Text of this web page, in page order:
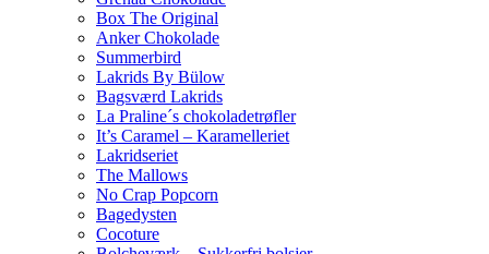
Box The Original
Anker Chokolade
Summerbird
Lakrids By Bülow
Bagsværd Lakrids
La Praline´s chokoladetrøfler
It’s Caramel – Karamelleriet
Lakridseriet
The Mallows
No Crap Popcorn
Bagedysten
Cocoture